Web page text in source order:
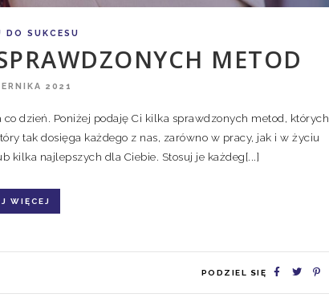
DO SUKCESU
METOD
2021
dzień. Poniżej podaję Ci kilka sprawdzonych metod, których
tak dosięga każdego z nas, zarówno w pracy, jak i w życiu
kilka najlepszych dla Ciebie. Stosuj je każdeg[...]
WIĘCEJ
PODZIEL SIĘ